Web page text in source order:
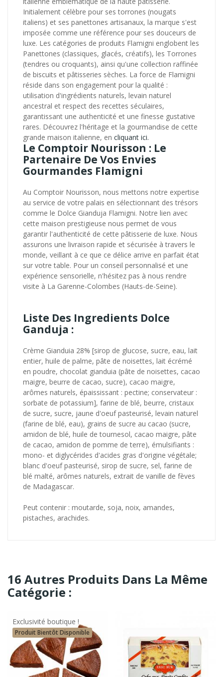
Initialement célèbre pour ses torrones (nougats
italiens) et ses panettones artisanaux, la marque s'est
imposée comme une référence pour ses douceurs de
luxe. Les catégories de produits Flamigni englobent les
Panettones (classiques, glacés, créatifs), les Torrones
(tendres ou croquants), ainsi qu'une collection raffinée
de biscuits et pâtisseries sèches. La force de Flamigni
réside dans son engagement pour la qualité :
utilisation d'ingrédients naturels, levain naturel
ancestral et respect des recettes séculaires,
garantissant une authenticité et une finesse gustative
rares. Découvrez l'héritage et la gourmandise de cette
grande maison italienne, en cliquant ici.
Le Comptoir Nourisson : Le
Partenaire De Vos Envies
Gourmandes Flamigni
Au Comptoir Nourisson, nous mettons notre expertise
au service de votre palais en sélectionnant des trésors
comme le Dolce Gianduja Flamigni. Notre lien avec
cette maison prestigieuse nous permet de vous
garantir l'authenticité de cette pâtisserie de luxe. Nous
assurons une livraison rapide et sécurisée à travers le
monde, veillant à ce que ce délice arrive en parfait état
sur votre table. Pour un conseil personnalisé et une
expérience sensorielle, n'hésitez pas à nous rendre
visite à La Garenne-Colombes (Hauts-de-Seine).
Liste Des Ingredients Dolce
Ganduja :
Crème Gianduia 28% [sirop de glucose, sucre, eau, lait
entier, huile de palme, pâte de noisettes, lait écrémé
en poudre, chocolat gianduia (pâte de noisettes, cacao
maigre, beurre de cacao, sucre), cacao maigre,
arômes naturels, épaississant : pectine; conservateur :
sorbate de potassium], farine de blé, beurre, cristaux
de sucre, sucre, jaune d'oeuf pasteurisé, levain naturel
(farine de blé, eau), grains de sucre au cacao (sucre,
amidon de blé, huile de tournesol, cacao maigre, pâte
de cacao, amidon de pomme de terre), émulsifiants :
mono- et diglycérides d'acides gras d'origine végétale;
blanc d'oeuf pasteurisé, sirop de sucre, sel, farine de
blé malté, arômes naturels, extrait de vanille de fèves
de Madagascar.
Peut contenir : moutarde, soja, noix, amandes,
pistaches, arachides.
16 Autres Produits Dans La Même
Catégorie :
Exclusivité boutique !
Produit Bientôt Disponible